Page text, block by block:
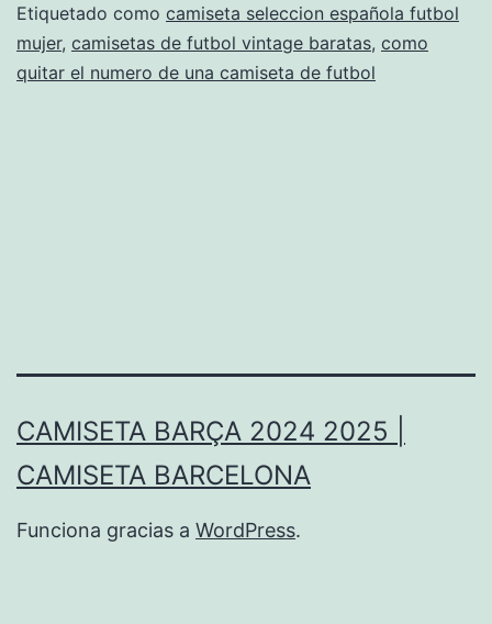
Etiquetado como camiseta seleccion española futbol
mujer, camisetas de futbol vintage baratas, como
quitar el numero de una camiseta de futbol
CAMISETA BARÇA 2024 2025 |
CAMISETA BARCELONA
Funciona gracias a WordPress.